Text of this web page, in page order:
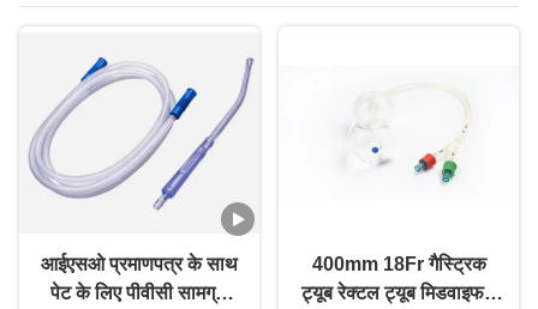
आईएसओ प्रमाणपत्र के साथ
पेट के लिए पीवीसी सामग्री
400mm 18Fr गैस्ट्रिक
ट्यूब रेक्टल ट्यूब मिडवाइफरी